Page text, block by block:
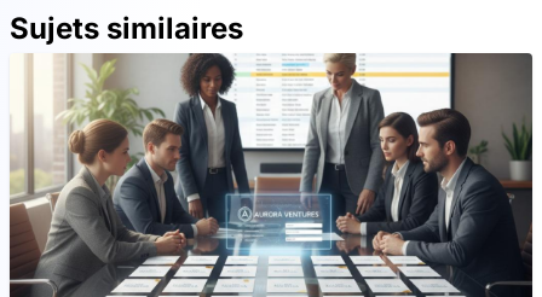
Sujets similaires